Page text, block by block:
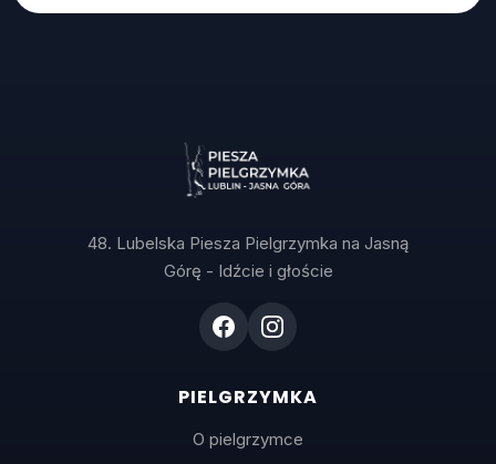
48. Lubelska Piesza Pielgrzymka na Jasną
Górę - Idźcie i głoście
PIELGRZYMKA
O pielgrzymce